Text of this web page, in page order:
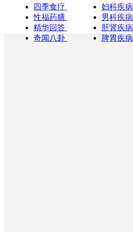
四季食疗
性福药膳
精华回答
奇闻八卦
妇科疾病
男科疾病
肝肾疾病
脾胃疾病